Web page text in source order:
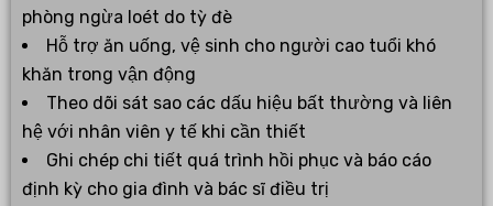
phòng ngừa loét do tỳ đè
Hỗ trợ ăn uống, vệ sinh cho người cao tuổi khó
khăn trong vận động
Theo dõi sát sao các dấu hiệu bất thường và liên
hệ với nhân viên y tế khi cần thiết
Ghi chép chi tiết quá trình hồi phục và báo cáo
định kỳ cho gia đình và bác sĩ điều trị